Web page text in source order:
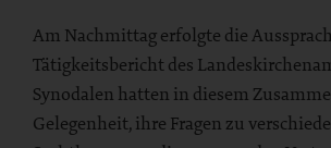
Am Nachmittag erfolgte die
Tätigkeitsbericht des
Synodalen hatten in diesem
Gelegenheit, ihre Fragen zu